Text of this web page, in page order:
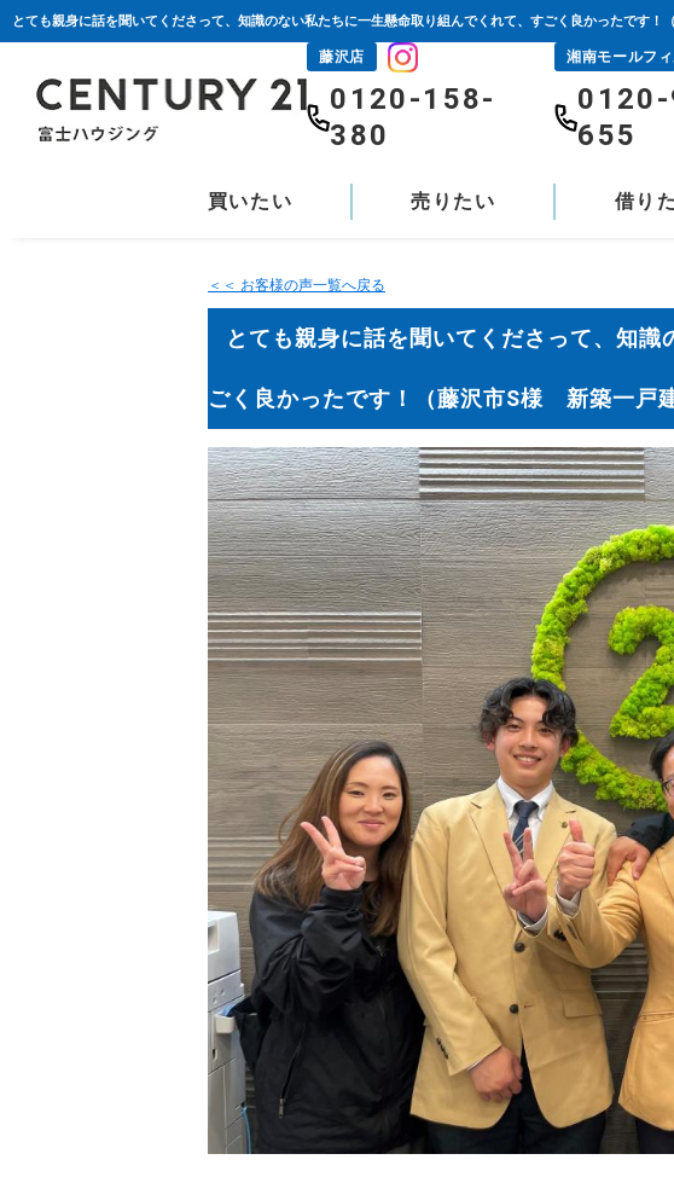
藤沢店
0120-158-
380
湘南モールフ
655
買いたい 売りたい 借り
＜＜ お客様の声一覧へ戻る
とても親身に話を聞いてくださって、知
ごく良かったです！（藤沢市S様 新築一戸